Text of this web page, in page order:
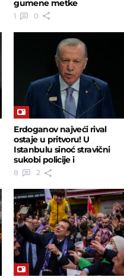
gumene metke
1 0
Erdoganov najveći rival
ostaje u pritvoru! U
Istanbulu sinoć stravični
sukobi policije i
demonstranata
8 2